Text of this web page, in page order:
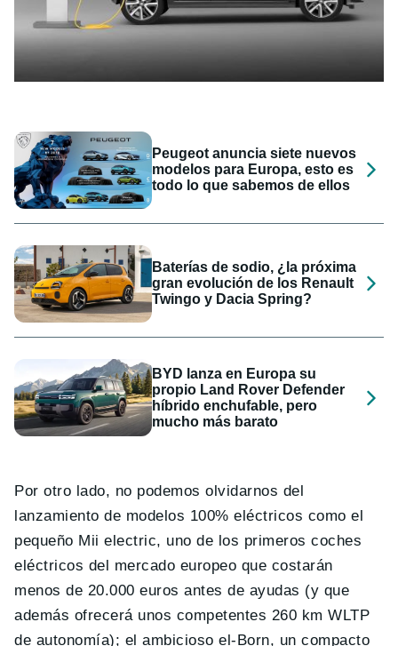
Peugeot anuncia siete nuevos
modelos para Europa, esto es
todo lo que sabemos de ellos
Baterías de sodio, ¿la próxima
gran evolución de los Renault
Twingo y Dacia Spring?
BYD lanza en Europa su
propio Land Rover Defender
híbrido enchufable, pero
mucho más barato
Por otro lado, no podemos olvidarnos del
lanzamiento de modelos 100% eléctricos como el
pequeño Mii electric, uno de los primeros coches
eléctricos del mercado europeo que costarán
menos de 20.000 euros antes de ayudas (y que
además ofrecerá unos competentes 260 km WLTP
de autonomía); el ambicioso el-Born, un compacto